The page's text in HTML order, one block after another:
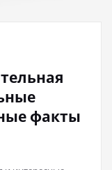
факты